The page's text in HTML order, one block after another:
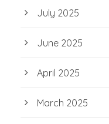
July 2025
June 2025
April 2025
March 2025